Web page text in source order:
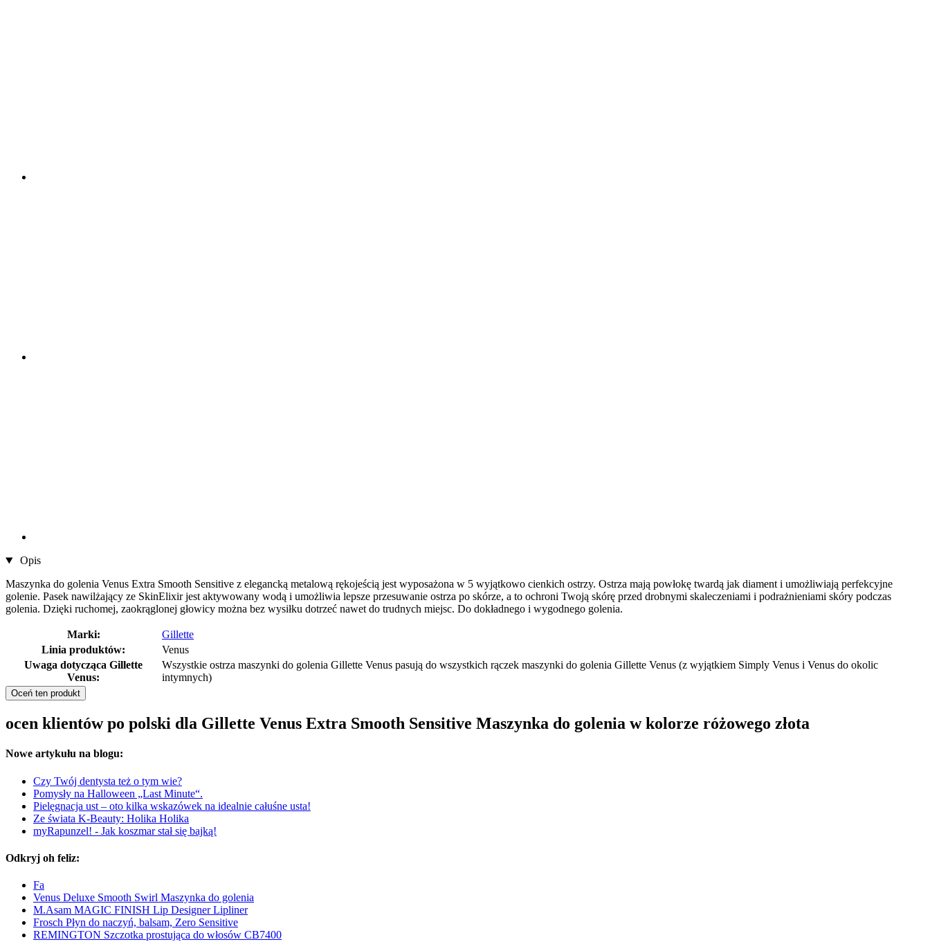
Opis
Maszynka do golenia Venus Extra Smooth Sensitive z elegancką metalową rękojeścią jest wyposażona w 5 wyjątkowo cienkich ostrzy. Ostrza mają powłokę twardą jak diament i umożliwiają perfekcyjne
golenie. Pasek nawilżający ze SkinElixir jest aktywowany wodą i umożliwia lepsze przesuwanie ostrza po skórze, a to ochroni Twoją skórę przed drobnymi skaleczeniami i podrażnieniami skóry podczas
golenia. Dzięki ruchomej, zaokrąglonej głowicy można bez wysiłku dotrzeć nawet do trudnych miejsc. Do dokładnego i wygodnego golenia.
Marki:
Gillette
Linia produktów:
Venus
Uwaga dotycząca Gillette
Venus:
Wszystkie ostrza maszynki do golenia Gillette Venus pasują do wszystkich rączek maszynki do golenia Gillette Venus (z wyjątkiem Simply Venus i Venus do okolic
intymnych)
Oceń ten produkt
ocen klientów po polski dla Gillette Venus Extra Smooth Sensitive Maszynka do golenia w kolorze różowego złota
Nowe artykułu na blogu:
Czy Twój dentysta też o tym wie?
Pomysły na Halloween „Last Minute“.
Pielęgnacja ust – oto kilka wskazówek na idealnie całuśne usta!
Ze świata K-Beauty: Holika Holika
myRapunzel! - Jak koszmar stał się bajką!
Odkryj oh feliz:
Fa
Venus Deluxe Smooth Swirl Maszynka do golenia
M.Asam MAGIC FINISH Lip Designer Lipliner
Frosch Płyn do naczyń, balsam, Zero Sensitive
REMINGTON Szczotka prostująca do włosów CB7400